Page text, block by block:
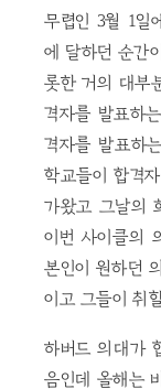
무렵인 3월 1일
에 달하던 순간
롯한 거의 대부
격자를 발표하
격자를 발표하
학교들이 합격
가왔고 그날의
이번 사이클의
본인이 원하던
이고 그들이 취
하버드 의대가
음인데 올해는